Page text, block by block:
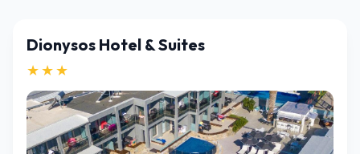
Dionysos Hotel & Suites
★★★